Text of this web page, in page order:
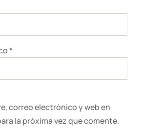
*
correo electrónico y web en
la próxima vez que comente.